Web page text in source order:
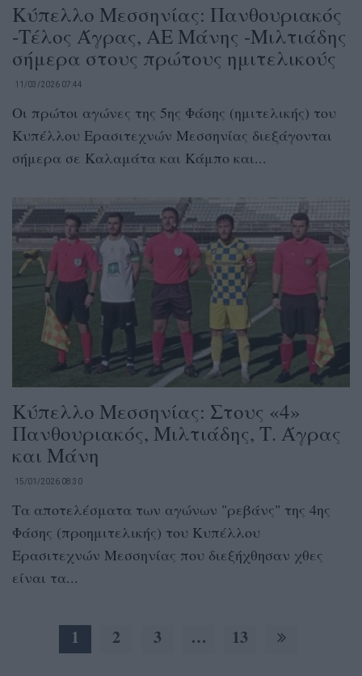
Κύπελλο Μεσσηνίας: Πανθουριακός
-Τέλος Άγρας, ΑΕ Μάνης -Μιλτιάδης
σήμερα στους πρώτους ημιτελικούς
11/03/2026 07:44
Οι πρώτοι αγώνες της 5ης Φάσης (ημιτελικής) του
Κυπέλλου Ερασιτεχνών Μεσσηνίας διεξάγονται
σήμερα σε Καλαμάτα και Κάμπο και...
Κύπελλο Μεσσηνίας: Στους «4»
Πανθουριακός, Μιλτιάδης, Τ. Άγρας
και Μάνη
15/01/2026 08:30
Τα αποτελέσματα των αγώνων "ρεβάνς" της 4ης
Φάσης (προημιτελικής) του Κυπέλλου
Ερασιτεχνών Μεσσηνίας που διεξήχθησαν χθες
είναι τα...
1 2 3 … 13